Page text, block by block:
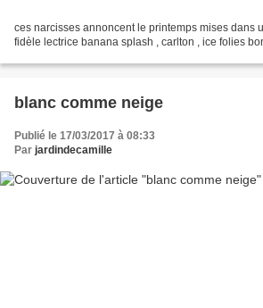
ces narcisses annoncent le printemps mises dans
fidèle lectrice banana splash , carlton , ice folies
blanc comme neige
Publié le 17/03/2017 à 08:33
Par jardindecamille